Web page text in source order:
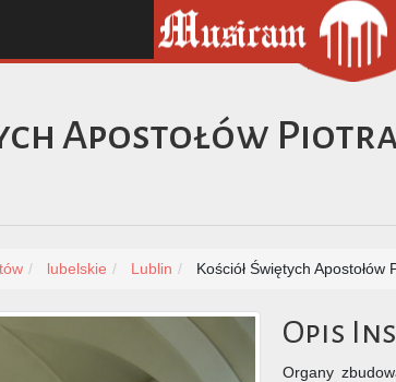
Apostołów
lubelskie Lublin Kościół Świętych
Opis
Organy